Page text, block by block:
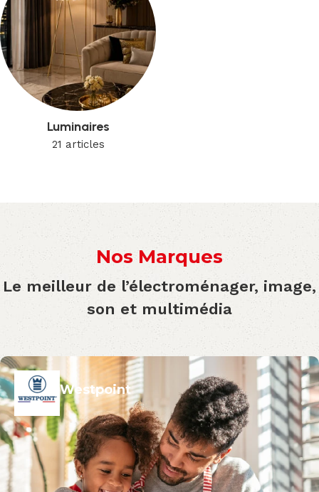
Luminaires
21 articles
Nos Marques
Le meilleur de l’électroménager, image,
son et multimédia
Westpoint